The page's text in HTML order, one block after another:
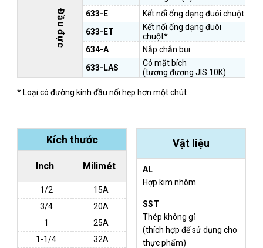
Đầu đực
633-E
Kết nối ống dạng đuôi chuột
633-ET
Kết nối ống dạng đuôi
chuột*
634-A
Nắp chắn bụi
633-LAS
Có mặt bích
(tương đương JIS 10K)
* Loại có đường kính đầu nối hẹp hơn một chút
Kích thước
Inch Milimét
1/2
15A
3/4
20A
1
25A
1-1/4
32A
Vật liệu
AL
Hợp kim nhôm
SST
Thép không gỉ
(thích hợp để sử dụng cho
thực phẩm)